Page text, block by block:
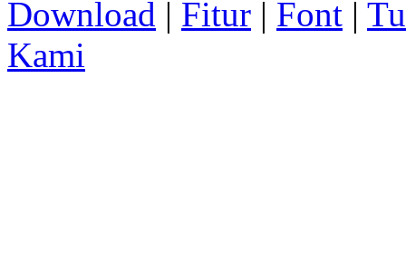
Download | Fitur | Font |
Kami